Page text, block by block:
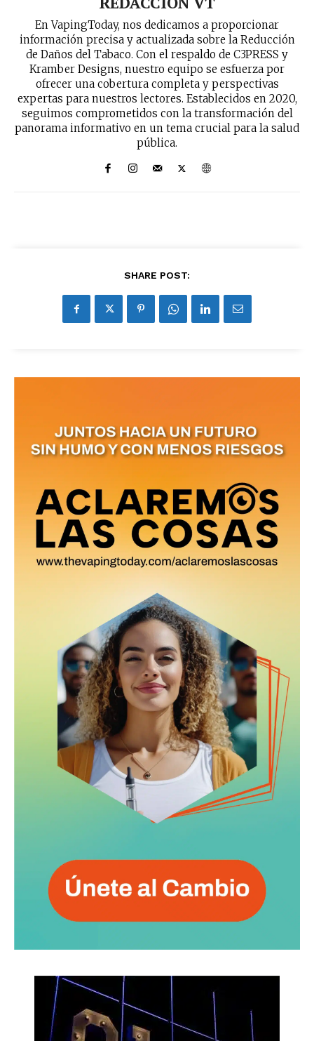
En VapingToday, nos dedicamos a proporcionar
información precisa y actualizada sobre la Reducción
de Daños del Tabaco. Con el respaldo de C3PRESS y
Kramber Designs, nuestro equipo se esfuerza por
ofrecer una cobertura completa y perspectivas
expertas para nuestros lectores. Establecidos en 2020,
seguimos comprometidos con la transformación del
panorama informativo en un tema crucial para la salud
pública.
SHARE POST: